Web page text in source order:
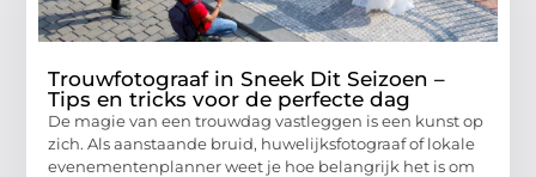
Trouwfotograaf in Sneek Dit Seizoen –
Tips en tricks voor de perfecte dag
De magie van een trouwdag vastleggen is een kunst op
zich. Als aanstaande bruid, huwelijksfotograaf of lokale
evenementenplanner weet je hoe belangrijk het is om